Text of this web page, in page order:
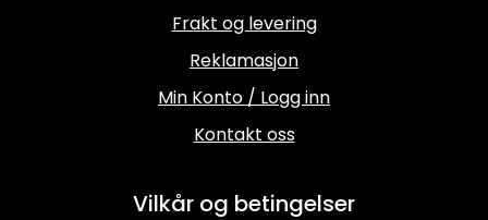
Frakt og levering
Reklamasjon
Min Konto / Logg inn
Kontakt oss
Vilkår og betingelser